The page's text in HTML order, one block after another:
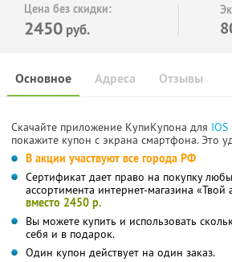
Цена без скидки:
2450 руб.
Основное Отзывы
Адреса
Скачайте приложение КупиКупона для IOS
покажите купон с экрана смартфона. Это
В акции участвуют все города РФ
Сертификат дает право на покупку
ассортимента интернет-магазина «Твой
вместо 2450 р.
Вы можете купить и использовать
себя и в подарок.
Один купон действует на один заказ.